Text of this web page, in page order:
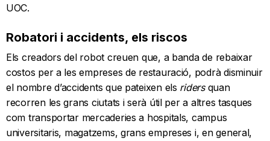
UOC.
Robatori i accidents, els riscos
Els creadors del robot creuen que, a banda de rebaixar
costos per a les empreses de restauració, podrà disminuir
el nombre d’accidents que pateixen els ridersquan
recorren les grans ciutats i serà útil per a altres tasques
com transportar mercaderies a hospitals, campus
universitaris, magatzems, grans empreses i, en general,